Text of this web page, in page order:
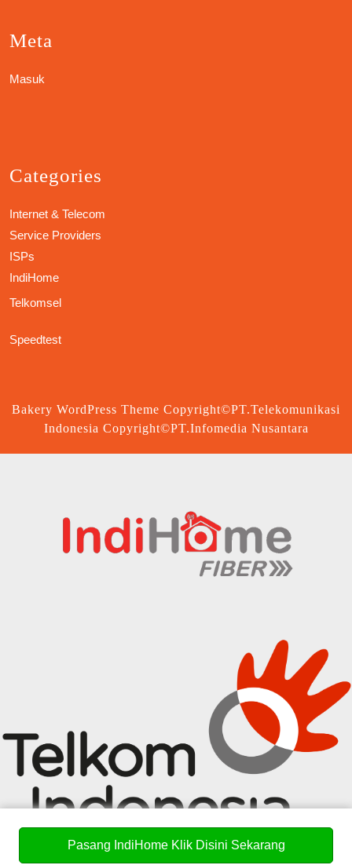
Meta
Masuk
Categories
Internet & Telecom
Service Providers
ISPs
IndiHome
Telkomsel
Speedtest
Bakery WordPress Theme Copyright©PT.Telekomunikasi
Indonesia Copyright©PT.Infomedia Nusantara
Pasang IndiHome Klik Disini Sekarang
IndiHome